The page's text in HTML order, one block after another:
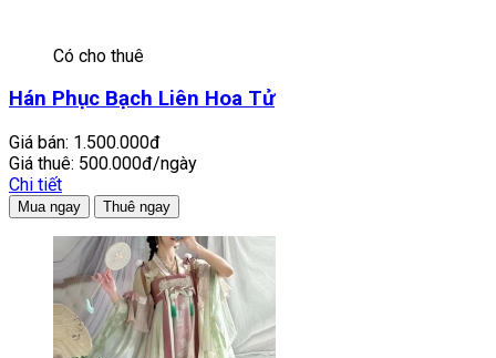
Có cho thuê
Hán Phục Bạch Liên Hoa Tử
Giá bán: 1.500.000đ
Giá thuê: 500.000đ/ngày
Chi tiết
Mua ngay Thuê ngay